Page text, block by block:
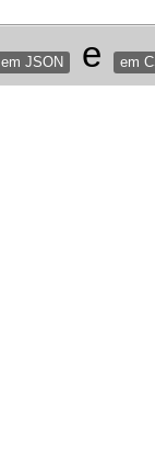
em JSON e em